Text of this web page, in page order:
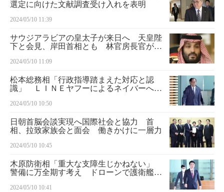
選定に向けた文献調査受け入れを表明
2024/05/10 11:39
サウジアラビアの皇太子が来日へ 天皇陛
下と会見、岸田首相とも 林官房長官が発
2024/05/10 11:09
松本総務相「行政指導踏まえた対応と認
識」 ＬＩＮＥヤフーによるネイバーへの
2024/05/10 10:50
日朝首脳会談実現へ国際社会と協力 首
相、拉致家族会と面会 働きかけに一層力
2024/05/10 10:45
木原防衛相「重大な支障生じかねない」
警備に万全期す考え ドローンで護衛艦空
2024/05/10 10:41